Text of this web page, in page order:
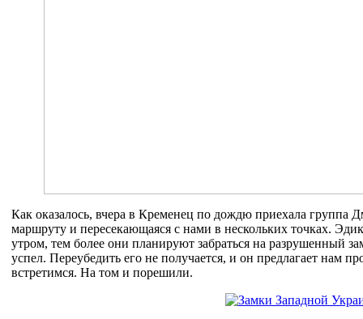
Как оказалось, вчера в Кременец по дождю приехала группа
маршруту и пересекающаяся с нами в нескольких точках.
утром, тем более они планируют забраться на разрушенный
успел. Переубедить его не получается, и он предлагает нам
встретимся. На том и порешили.